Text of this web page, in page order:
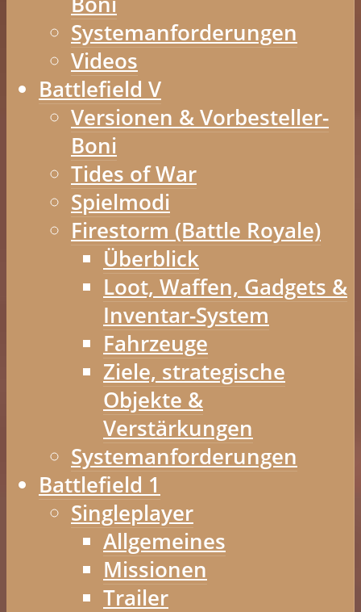
Systemanforderungen
Videos
Battlefield V
Versionen & Vorbesteller-
Boni
Tides of War
Spielmodi
Firestorm (Battle Royale)
Überblick
Loot, Waffen, Gadgets &
Inventar-System
Fahrzeuge
Ziele, strategische
Objekte &
Verstärkungen
Systemanforderungen
Battlefield 1
Singleplayer
Allgemeines
Missionen
Trailer